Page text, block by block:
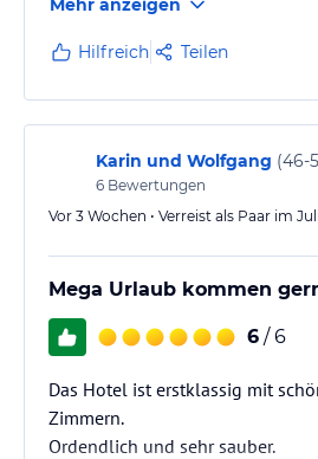
Mehr anzeigen
Hilfreich Teilen
Karin und Wolfgang (46-
6 Bewertungen
Vor 3 Wochen • Verreist als Paar im
Mega Urlaub kommen
6 / 6
Das Hotel ist erstklassig mit
Zimmern.
Ordendlich und sehr sauber.